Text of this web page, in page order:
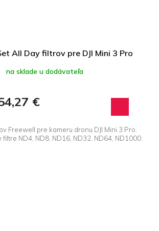
All Day filtrov pre DJI Mini 3 Pro
na sklade u dodávateľa
€
Freewell pre kameru dronu DJI Mini 3 Pro.
ND4, ND8, ND16, ND32, ND64, ND1000.